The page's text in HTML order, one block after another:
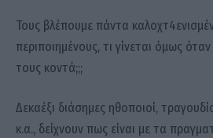
Τους βλέπουμε πάντα
περιποιημένους, τι γίνεται όμως
τους κοντά;;;
Δεκαέξι διάσημες ηθοποιοί,
κ.α., δείχνουν πως είναι με τα